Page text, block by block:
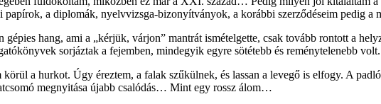
papírok, a diplomák, nyelvvizsga-bizonyítványok, a korábbi szerződéseim pedig
hang, ami a „kérjük, várjon” mantrát ismételgette, csak tovább rontott a
sorjáztak a fejemben, mindegyik egyre sötétebb és reménytelenebb volt.
a hurkot. Úgy éreztem, a falak szűkülnek, és lassan a levegő is elfogy. A
megnyitása újabb csalódás… Mint egy rossz álom…